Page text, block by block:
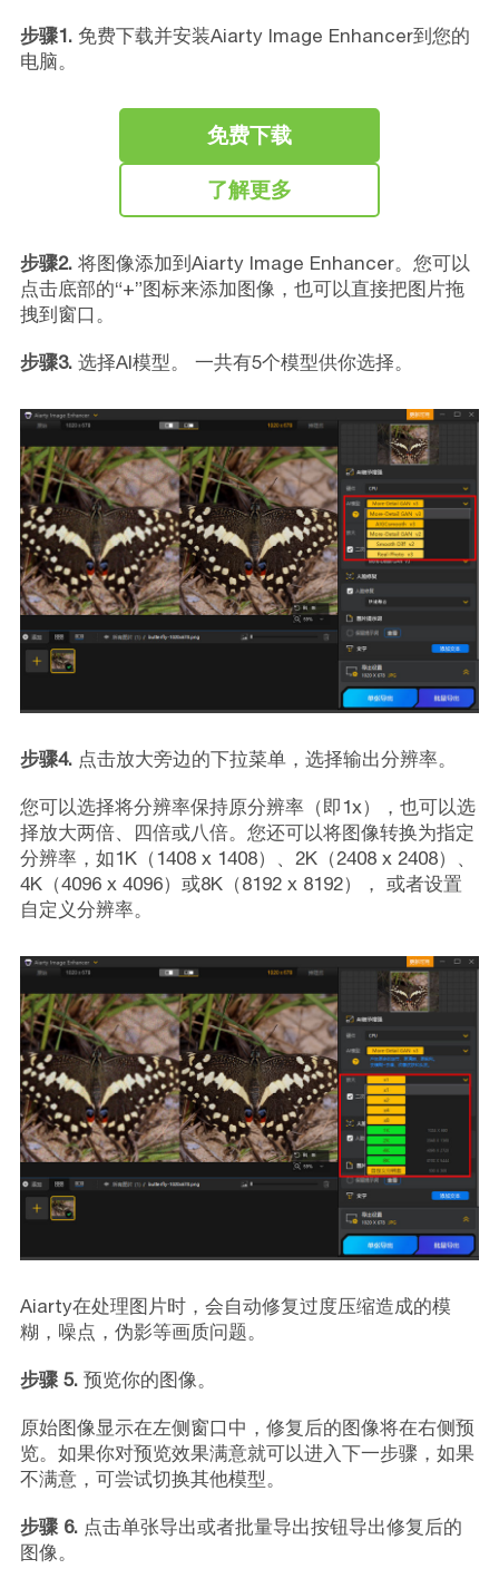
步骤1.免费下载并安装Aiarty Image Enhancer到您的
电脑。
免费下载
了解更多
步骤2.将图像添加到Aiarty Image Enhancer。您可以
点击底部的“+”图标来添加图像，也可以直接把图片拖
拽到窗口。
步骤3. 选择AI模型。 一共有5个模型供你选择。
步骤4.点击放大旁边的下拉菜单，选择输出分辨率。
您可以选择将分辨率保持原分辨率（即1x），也可以选
择放大两倍、四倍或八倍。您还可以将图像转换为指定
分辨率，如1K（1408 x 1408）、2K（2408 x 2408）、
4K（4096 x 4096）或8K（8192 x 8192）， 或者设置
自定义分辨率。
Aiarty在处理图片时，会自动修复过度压缩造成的模
糊，噪点，伪影等画质问题。
步骤 5.预览你的图像。
原始图像显示在左侧窗口中，修复后的图像将在右侧预
览。如果你对预览效果满意就可以进入下一步骤，如果
不满意，可尝试切换其他模型。
步骤 6. 点击单张导出或者批量导出按钮导出修复后的
图像。